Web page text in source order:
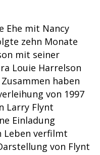
Ehe mit Nancy
zehn Monate
mit seiner
Louie Harrelson
haben
von 1997
Larry Flynt
Einladung
Leben verfilmt
von Flynt